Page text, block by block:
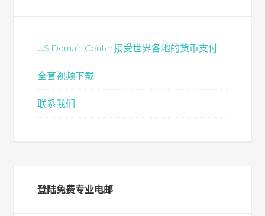
US Domain Center接受世界各地的货币支付
全套视频下载
联系我们
登陆免费专业电邮